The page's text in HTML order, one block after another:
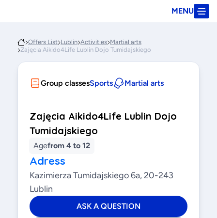
MENU
Offers List Lublin Activities Martial arts
Zajęcia Aikido4Life Lublin Dojo Tumidajskiego
Group classesSports Martial arts
Zajęcia Aikido4Life Lublin Dojo
Tumidajskiego
Agefrom 4 to 12
Adress
Kazimierza Tumidajskiego 6a, 20-243
Lublin
ASK A QUESTION